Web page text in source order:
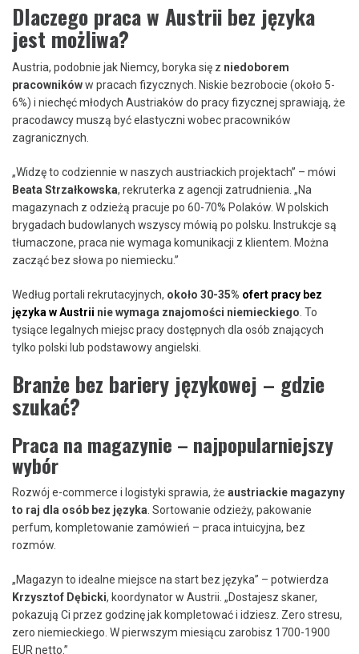
Dlaczego praca w Austrii bez języka
jest możliwa?
Austria, podobnie jak Niemcy, boryka się z niedoborem
pracownikóww pracach fizycznych. Niskie bezrobocie (około 5-
6%) i niechęć młodych Austriaków do pracy fizycznej sprawiają, że
pracodawcy muszą być elastyczni wobec pracowników
zagranicznych.
„Widzę to codziennie w naszych austriackich projektach” – mówi
Beata Strzałkowska, rekruterka z agencji zatrudnienia. „Na
magazynach z odzieżą pracuje po 60-70% Polaków. W polskich
brygadach budowlanych wszyscy mówią po polsku. Instrukcje są
tłumaczone, praca nie wymaga komunikacji z klientem. Można
zacząć bez słowa po niemiecku.”
Według portali rekrutacyjnych, około 30-35% ofert pracy bez
języka w Austrii nie wymaga znajomości niemieckiego. To
tysiące legalnych miejsc pracy dostępnych dla osób znających
tylko polski lub podstawowy angielski.
Branże bez bariery językowej – gdzie
szukać?
Praca na magazynie – najpopularniejszy
wybór
Rozwój e-commerce i logistyki sprawia, że austriackie magazyny
to raj dla osób bez języka. Sortowanie odzieży, pakowanie
perfum, kompletowanie zamówień – praca intuicyjna, bez
rozmów.
„Magazyn to idealne miejsce na start bez języka” – potwierdza
Krzysztof Dębicki, koordynator w Austrii. „Dostajesz skaner,
pokazują Ci przez godzinę jak kompletować i idziesz. Zero stresu,
zero niemieckiego. W pierwszym miesiącu zarobisz 1700-1900
EUR netto.”